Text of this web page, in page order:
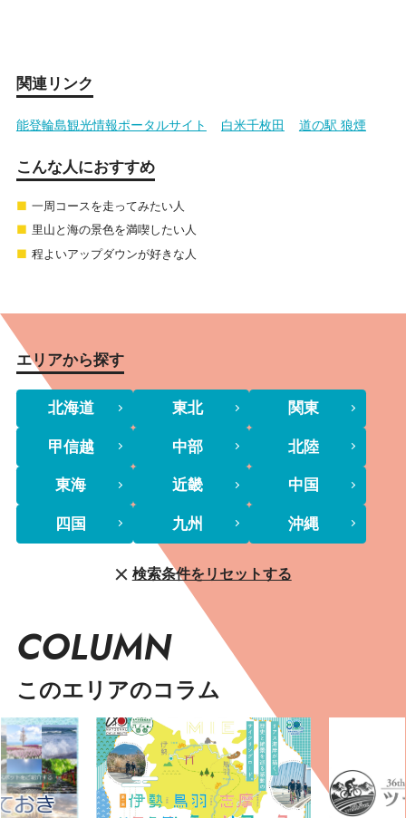
関連リンク
能登輪島観光情報ポータルサイト 白米千枚田 道の駅 狼煙
こんな人におすすめ
一周コースを走ってみたい人
里山と海の景色を満喫したい人
程よいアップダウンが好きな人
エリアから探す
北海道 東北 関東
甲信越 中部 北陸
東海 近畿 中国
四国 九州 沖縄
検索条件をリセットする
COLUMN
このエリアのコラム